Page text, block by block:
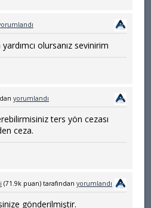
olursanız sevinirim
yorumlandı
ters yön cezası
ceza.
(71.9k puan) tarafından yorumlandı
gönderilmiştir.